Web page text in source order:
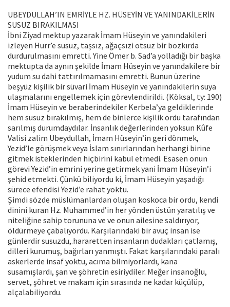
UBEYDULLAH’IN EMRİYLE HZ. HÜSEYİN VE YANINDAKİLERİN
SUSUZ BIRAKILMASI
İbni Ziyad mektup yazarak İmam Hüseyin ve yanındakileri
izleyen Hurr’e susuz, taşsız, ağaçsızi otsuz bir bozkırda
durdurulmasını emretti. Yine Ömer b. Sad’a yolladığı bir başka
mektupta da aynın şekilde İmam Hüseyin ve yanındakilere bir
yudum su dahi tattırılmamasını emretti. Bunun üzerine
beşyüz kişilik bir süvari İmam Hüseyin ve yanındakilerin suya
ulaşmalarını engellemek için görevlendirildi. (Köksal, ty: 190)
İmam Hüseyin ve beraberindekiler Kerbela’ya geldiklerinde
hem susuz bırakılmış, hem de binlerce kişilik ordu tarafından
sarılmış durumdaydılar. İnsanlık değerlerinden yoksun Kûfe
Valisi zalim Ubeydullah, İmam Hüseyin’in geri dönmek,
Yezid’le görüşmek veya İslam sınırlarından herhangi birine
gitmek isteklerinden hiçbirini kabul etmedi. Esasen onun
görevi Yezid’in emrini yerine getirmek yani İmam Hüseyin’i
şehid etmekti. Çünkü biliyordu ki, İmam Hüseyin yaşadığı
sürece efendisi Yezid’e rahat yoktu.
Şimdi sözde müslümanlardan oluşan koskoca bir ordu, kendi
dinini kuran Hz. Muhammed’in her yönden üstün yaratılış ve
niteliğine sahip torununa ve ve onun ailesine saldırıyor,
öldürmeye çabalıyordu. Karşılarındaki bir avuç insan ise
günlerdir susuzdu,.hararetten insanların dudakları çatlamış,
dilleri kurumuş, bağırları yanmıştı. Fakat karşılarındaki paralı
askerlerde insaf yoktu, acıma bilmiyorlardı, kana
susamışlardı, şan ve şöhretin esiriydiler. Meğer insanoğlu,
servet, şöhret ve makam için sırasında ne kadar küçülüp,
alçalabiliyordu.